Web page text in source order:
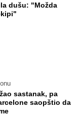
dušu: "Možda
sastanak, pa
saopštio da